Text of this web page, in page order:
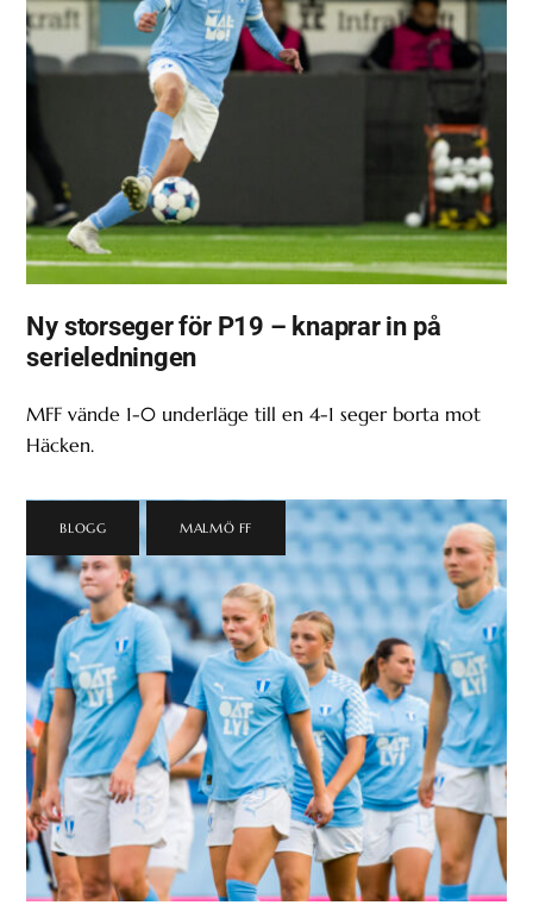
Ny storseger för P19 – knaprar in på
serieledningen
MFF vände 1-0 underläge till en 4-1 seger borta mot
Häcken.
BLOGG , MALMÖ FF